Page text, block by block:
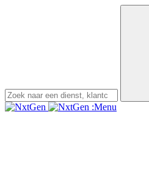
:Menu